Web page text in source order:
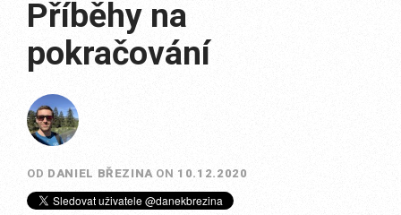
Příběhy na
pokračování
OD DANIEL BŘEZINA ON 10.12.2020